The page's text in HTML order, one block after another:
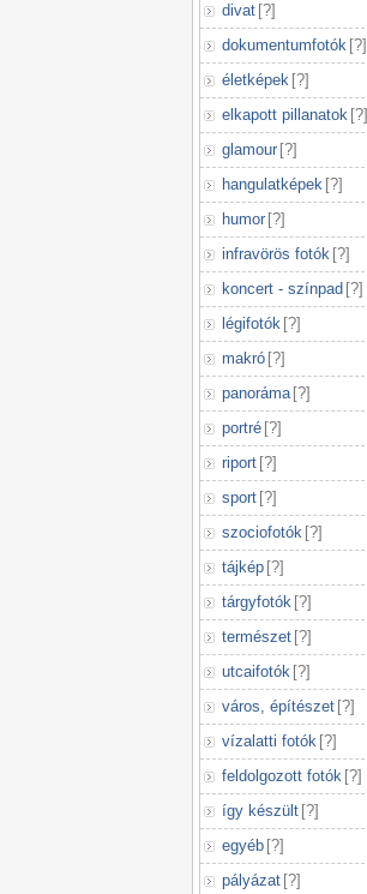
divat [?]
dokumentumfotók [?]
életképek [?]
elkapott pillanatok [?]
glamour [?]
hangulatképek [?]
humor [?]
infravörös fotók [?]
koncert - színpad [?]
légifotók [?]
makró [?]
panoráma [?]
portré [?]
riport [?]
sport [?]
szociofotók [?]
tájkép [?]
tárgyfotók [?]
természet [?]
utcaifotók [?]
város, építészet [?]
vízalatti fotók [?]
feldolgozott fotók [?]
így készült [?]
egyéb [?]
pályázat [?]